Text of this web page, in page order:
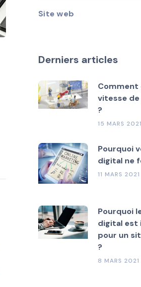
Site web
Derniers articles
Comment
vitesse
?
15 MARS 2021
Pourquoi
digital ne
11 MARS 2021
Pourquoi
digital est
pour un
?
8 MARS 2021